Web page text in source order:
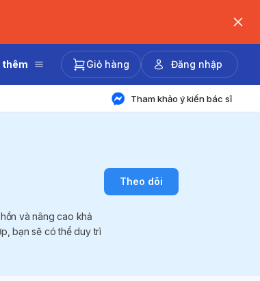
thêm Giỏ hàng Đăng nhập
Tham khảo ý kiến bác sĩ
và nâng cao khả
bạn sẽ có thể duy trì
Theo dõi